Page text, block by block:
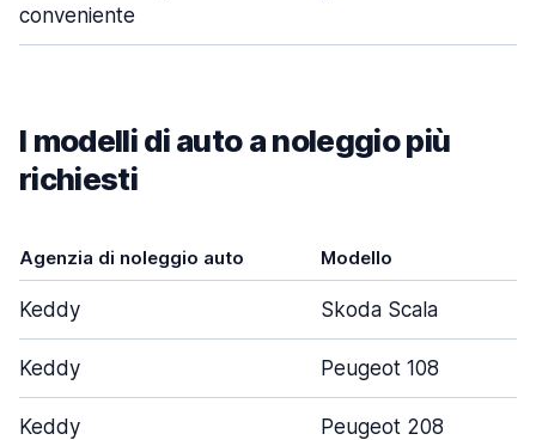
conveniente
I modelli di auto a noleggio più
richiesti
Agenzia di noleggio auto Modello
Keddy Skoda Scala
Keddy Peugeot 108
Keddy Peugeot 208